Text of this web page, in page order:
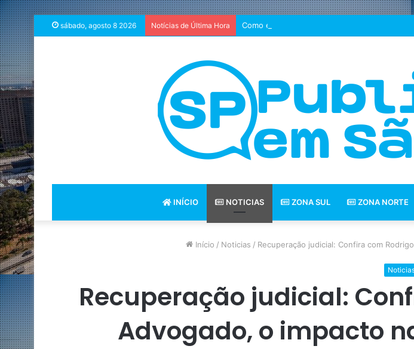
sábado, agosto 8 2026 Notícias de Última Hora Como equipes decidem se um jogo merece
INÍCIO NOTICIAS ZONA SUL ZONA NORTE
Início / Noticias / Recuperação judicial: Confira com
Recuperação judicial:
Advogado, o impacto